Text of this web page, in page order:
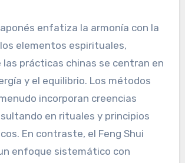
enfatiza la armonía con la
elementos espirituales,
las prácticas chinas se centran en
y el equilibrio. Los métodos
incorporan creencias
en rituales y principios
En contraste, el Feng Shui
enfoque sistemático con